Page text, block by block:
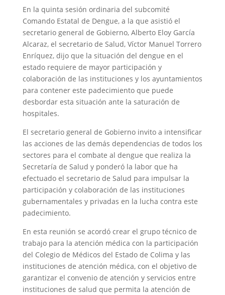
En la quinta sesión ordinaria del subcomité
Comando Estatal de Dengue, a la que asistió el
secretario general de Gobierno, Alberto Eloy García
Alcaraz, el secretario de Salud, Víctor Manuel Torrero
Enríquez, dijo que la situación del dengue en el
estado requiere de mayor participación y
colaboración de las instituciones y los ayuntamientos
para contener este padecimiento que puede
desbordar esta situación ante la saturación de
hospitales.
El secretario general de Gobierno invito a intensificar
las acciones de las demás dependencias de todos los
sectores para el combate al dengue que realiza la
Secretaría de Salud y ponderó la labor que ha
efectuado el secretario de Salud para impulsar la
participación y colaboración de las instituciones
gubernamentales y privadas en la lucha contra este
padecimiento.
En esta reunión se acordó crear el grupo técnico de
trabajo para la atención médica con la participación
del Colegio de Médicos del Estado de Colima y las
instituciones de atención médica, con el objetivo de
garantizar el convenio de atención y servicios entre
instituciones de salud que permita la atención de